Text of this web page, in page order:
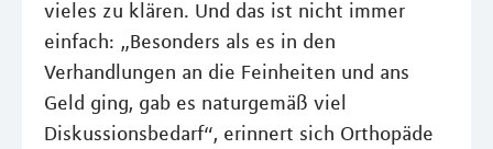
vieles zu klären. Und das ist nicht immer
einfach: „Besonders als es in den
Verhandlungen an die Feinheiten und ans
Geld ging, gab es naturgemäß viel
Diskussionsbedarf“, erinnert sich Orthopäde